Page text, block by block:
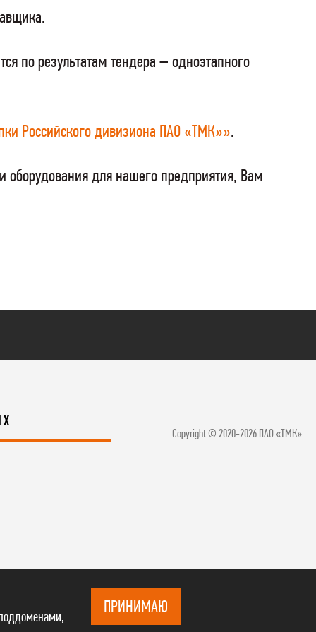
по результатам тендера – одноэтапного
Российского дивизиона ПАО «ТМК»».
оборудования для нашего предприятия, Вам
Copyright © 2020-2026 ПАО «ТМК»
ПРИНИМАЮ